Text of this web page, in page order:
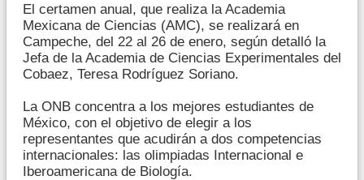
El certamen anual, que realiza la Academia
Mexicana de Ciencias (AMC), se realizará en
Campeche, del 22 al 26 de enero, según detalló la
Jefa de la Academia de Ciencias Experimentales del
Cobaez, Teresa Rodríguez Soriano.
La ONB concentra a los mejores estudiantes de
México, con el objetivo de elegir a los
representantes que acudirán a dos competencias
internacionales: las olimpiadas Internacional e
Iberoamericana de Biología.